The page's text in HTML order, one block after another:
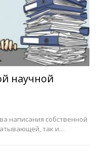
научной
написания собственной
так и…